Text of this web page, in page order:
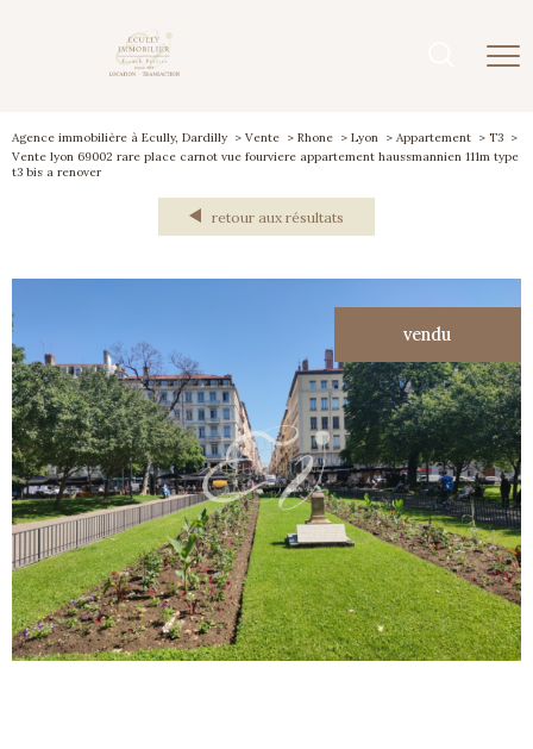
Agence immobilière à Ecully, Dardilly Vente Rhone Lyon Appartement
T3
Vente lyon 69002 rare place carnot vue fourviere appartement haussmannien 111m type
t3 bis a renover
retour aux résultats
vendu